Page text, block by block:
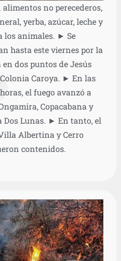
no perecederos,
yerba, azúcar, leche y
los animales. ► Se
hasta este viernes por la
dos puntos de Jesús
Caroya. ► En las
el fuego avanzó a
Copacabana y
Dos Lunas. ► En tanto, el
Albertina y Cerro
contenidos.